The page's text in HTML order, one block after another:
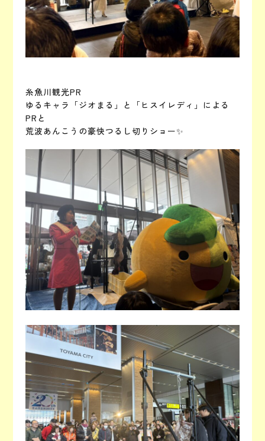
糸魚川観光PR
ゆるキャラ「ジオまる」と「ヒスイレディ」による
PRと
荒波あんこうの豪快つるし切りショー✨